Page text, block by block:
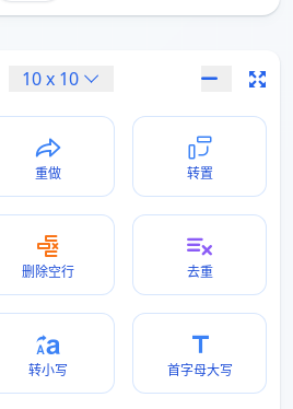
10x 10
重做 转置
删除空行 去重
转小写 首字母大写